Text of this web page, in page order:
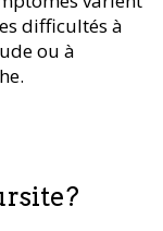
difficultés à
ou à